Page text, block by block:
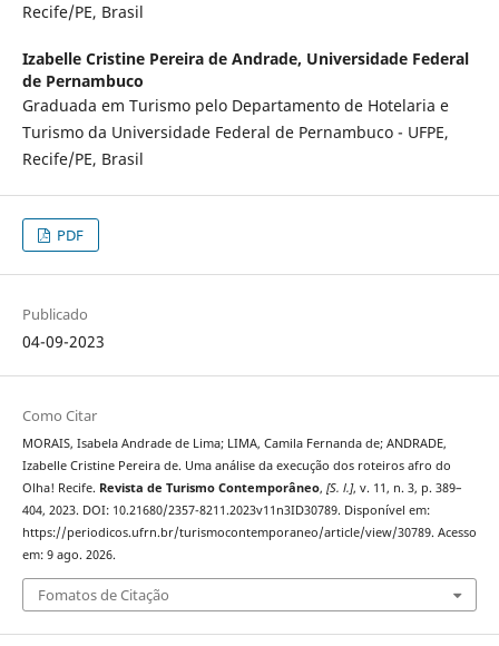
Recife/PE, Brasil
Izabelle Cristine Pereira de Andrade, Universidade Federal
de Pernambuco
Graduada em Turismo pelo Departamento de Hotelaria e
Turismo da Universidade Federal de Pernambuco - UFPE,
Recife/PE, Brasil
PDF
Publicado
04-09-2023
Como Citar
MORAIS, Isabela Andrade de Lima; LIMA, Camila Fernanda de; ANDRADE,
Izabelle Cristine Pereira de. Uma análise da execução dos roteiros afro do
Olha! Recife. Revista de Turismo Contemporâneo, [S. l.], v. 11, n. 3, p. 389–
404, 2023. DOI: 10.21680/2357-8211.2023v11n3ID30789. Disponível em:
https://periodicos.ufrn.br/turismocontemporaneo/article/view/30789. Acesso
em: 9 ago. 2026.
Fomatos de Citação